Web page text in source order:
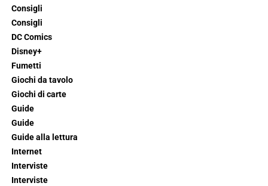
Consigli
Consigli
DC Comics
Disney+
Fumetti
Giochi da tavolo
Giochi di carte
Guide
Guide
Guide alla lettura
Internet
Interviste
Interviste